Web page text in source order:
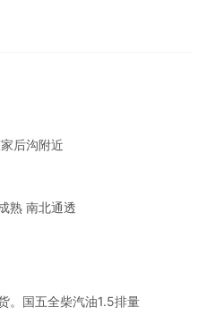
后沟附近
熟 南北通透
。国五全柴汽油1.5排量